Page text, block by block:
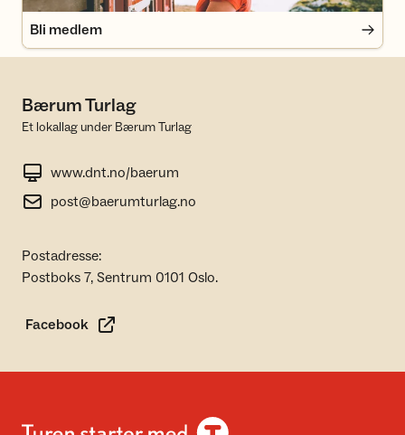
Bli medlem
Bærum Turlag
Et lokallag under Bærum Turlag
www.dnt.no/baerum
post@baerumturlag.no
Postadresse:
Postboks 7, Sentrum 0101 Oslo.
Facebook